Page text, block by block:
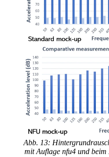
Abb. 13:
mit Auflage nfu4 und